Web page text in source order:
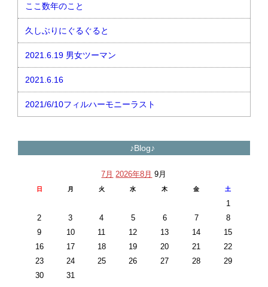
ここ数年のこと
久しぶりにぐるぐると
2021.6.19 男女ツーマン
2021.6.16
2021/6/10フィルハーモニーラスト
♪Blog♪
7月 2026年8月 9月
日 月 火 水 木 金 土
1
2
3 4 5 6 7
8
9
10 11 12 13 14
15
16
17 18 19 20 21
22
23
24 25 26 27 28
29
30
31